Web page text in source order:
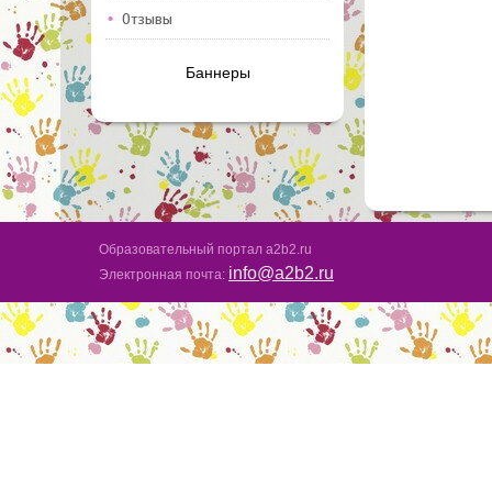
Отзывы
Баннеры
Образовательный портал a2b2.ru
Электронная почта: info@a2b2.ru